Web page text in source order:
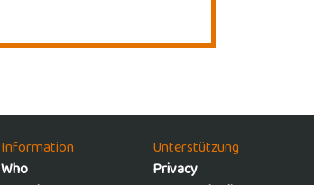
Information
Who
Unterstützung
Privacy